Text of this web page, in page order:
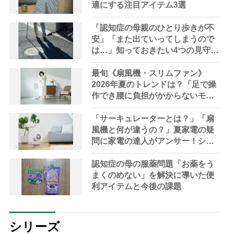
適にする注目アイテム3選
「認知症の母親のひとり歩きが不
安」「また出ていってしまうので
は…」知っておきたい4つの見守り
方法やサービスを専門家が解説
最旬《扇風機・スリムファン》
2026年夏のトレンドは？「足で操
作でき腰に負担がかからないモデ
ルも」【家電の達人が解説】
「サーキュレーターとは？」「扇
風機と何が違うの？」夏家電の疑
問に家電の達人がアンサー！シニ
アにおすすめの最新機種や選び方
も解説
認知症の母の服薬問題「お薬をう
まくのめない」を解決に導いた便
利アイテムと今後の課題
シリーズ